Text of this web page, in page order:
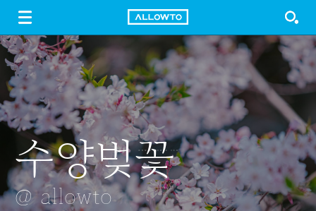
FREE DOWNLOAD GUIDE LOGIN SIGN UP
수양벚꽃
@ allowto
스키장
@ allowto
마음을 말하다
@ allowto
양귀비
@ allowto
안개낀 나무
@ allowto